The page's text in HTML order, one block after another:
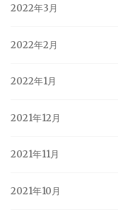
2022年3月
2022年2月
2022年1月
2021年12月
2021年11月
2021年10月